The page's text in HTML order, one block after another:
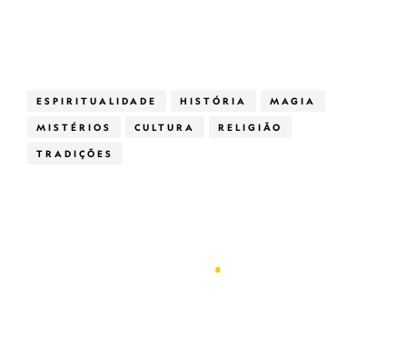
ESPIRITUALIDADE HISTÓRIA MAGIA
MISTÉRIOS CULTURA RELIGIÃO
TRADIÇÕES